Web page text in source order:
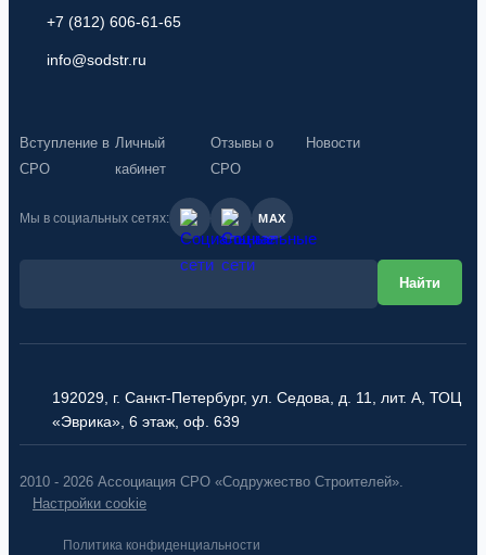
+7 (812) 606-61-65
info@sodstr.ru
Вступление в
СРО
Личный
кабинет
Отзывы о
СРО
Новости
Мы в социальных сетях: MAX
192029, г. Санкт-Петербург, ул. Седова, д. 11, лит. А, ТОЦ
«Эврика», 6 этаж, оф. 639
2010 - 2026 Ассоциация СРО «Содружество Строителей».
Настройки cookie
Политика конфиденциальности